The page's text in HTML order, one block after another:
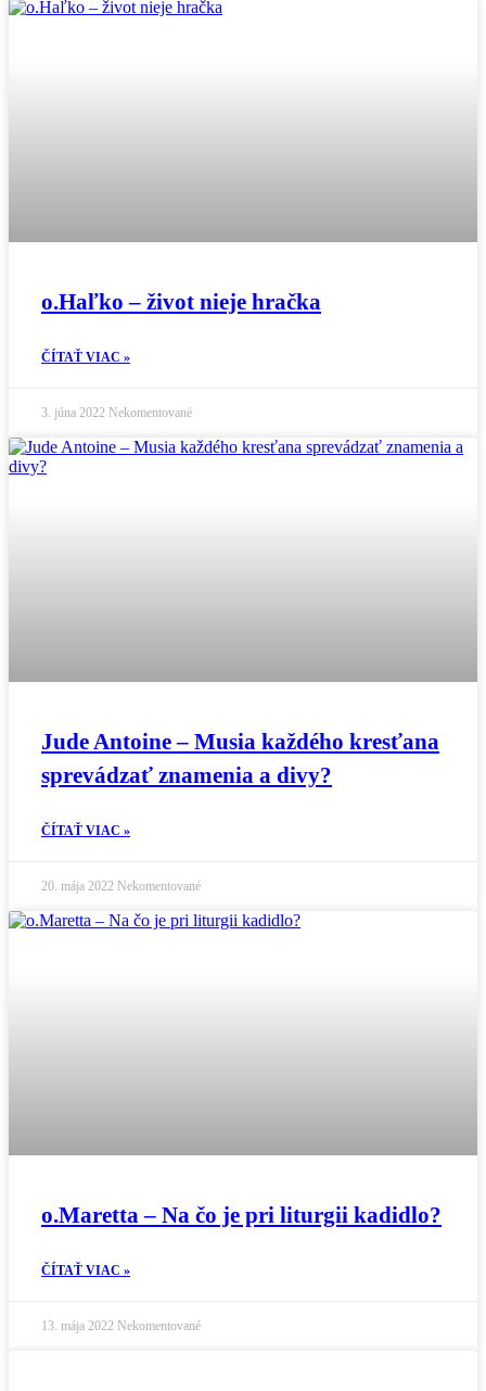
o.Haľko – život nieje hračka
ČÍTAŤ VIAC »
3. júna 2022 Nekomentované
Jude Antoine – Musia každého kresťana
sprevádzať znamenia a divy?
ČÍTAŤ VIAC »
20. mája 2022 Nekomentované
o.Maretta – Na čo je pri liturgii kadidlo?
ČÍTAŤ VIAC »
13. mája 2022 Nekomentované